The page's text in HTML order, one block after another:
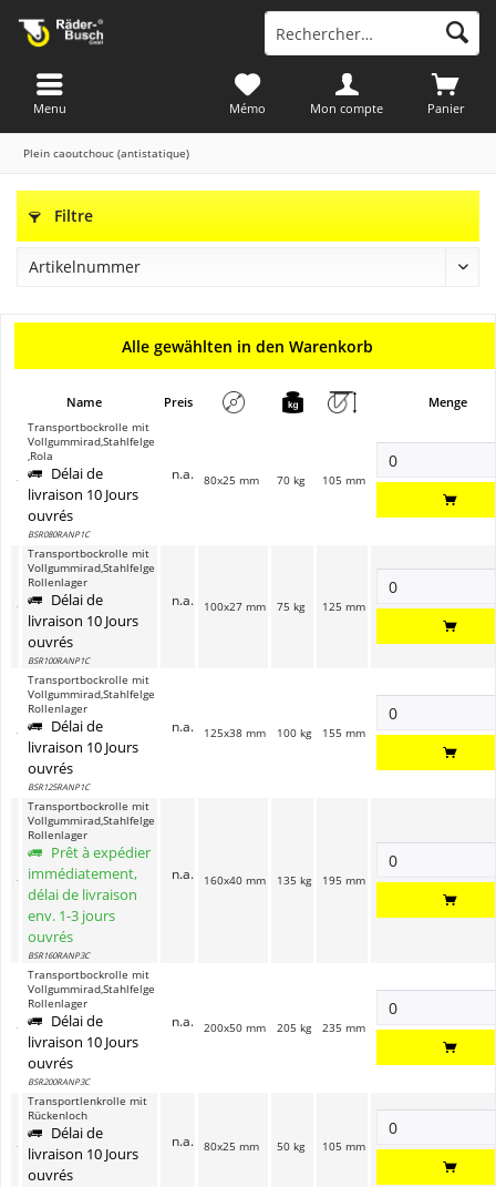
Panier
Mémo Mon compte
Menu
Plein caoutchouc (antistatique)
Filtre
Alle gewählten in den Warenkorb
Name Preis Menge
Transportbockrolle mit
Vollgummirad,Stahlfelge
,Rola
Délai de
livraison 10 Jours
ouvrés
BSR080RANP1C
n.a. 80x25 mm 70 kg 105 mm
Transportbockrolle mit
Vollgummirad,Stahlfelge
Rollenlager
Délai de
livraison 10 Jours
ouvrés
BSR100RANP1C
n.a. 100x27 mm 75 kg 125 mm
Transportbockrolle mit
Vollgummirad,Stahlfelge
Rollenlager
Délai de
livraison 10 Jours
ouvrés
BSR125RANP1C
n.a. 125x38 mm 100 kg 155 mm
Transportbockrolle mit
Vollgummirad,Stahlfelge
Rollenlager
Prêt à expédier
immédiatement,
délai de livraison
env. 1-3 jours
ouvrés
BSR160RANP3C
n.a. 160x40 mm 135 kg 195 mm
Transportbockrolle mit
Vollgummirad,Stahlfelge
Rollenlager
Délai de
livraison 10 Jours
ouvrés
BSR200RANP3C
n.a. 200x50 mm 205 kg 235 mm
Transportlenkrolle mit
Rückenloch
Délai de
livraison 10 Jours
ouvrés
n.a. 80x25 mm 50 kg 105 mm